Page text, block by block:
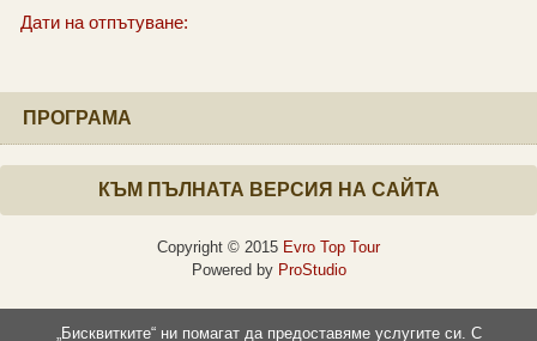
Дати на отпътуване:
ПРОГРАМА
КЪМ ПЪЛНАТА ВЕРСИЯ НА САЙТА
Copyright © 2015 Evro Top Tour
Powered by ProStudio
„Бисквитките“ ни помагат да предоставяме услугите си. С